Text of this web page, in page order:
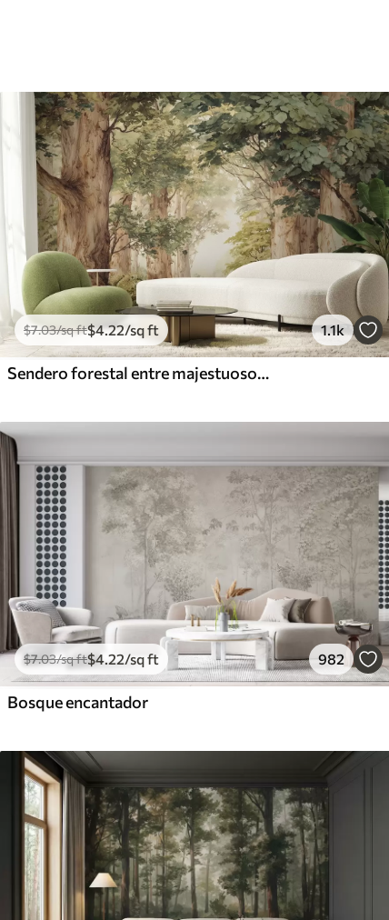
$7.03/sq ft$4.22/sq ft 1.1k
Sendero forestal entre majestuosos árboles en estilo acuarela
$7.03/sq ft$4.22/sq ft 982
Bosque encantador